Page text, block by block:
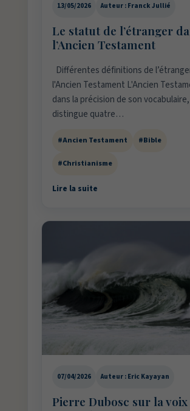
13/05/2026 Auteur : Franck Jullié
Le statut de l’étranger
l’Ancien Testament
Différentes définitions de
l'Ancien Testament L'Ancien
dans la précision de son vocabulaire,
distingue quatre…
#Ancien Testament #Bible
#Christianisme
Lire la suite
07/04/2026 Auteur : Eric Kayayan
Pierre Dubosc sur la